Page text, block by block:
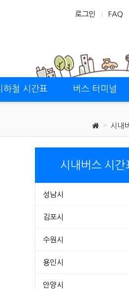
로그인 FAQ
하철 시간표 버스 터미널
시내
시내버스 시간
성남시
김포시
수원시
용인시
안양시